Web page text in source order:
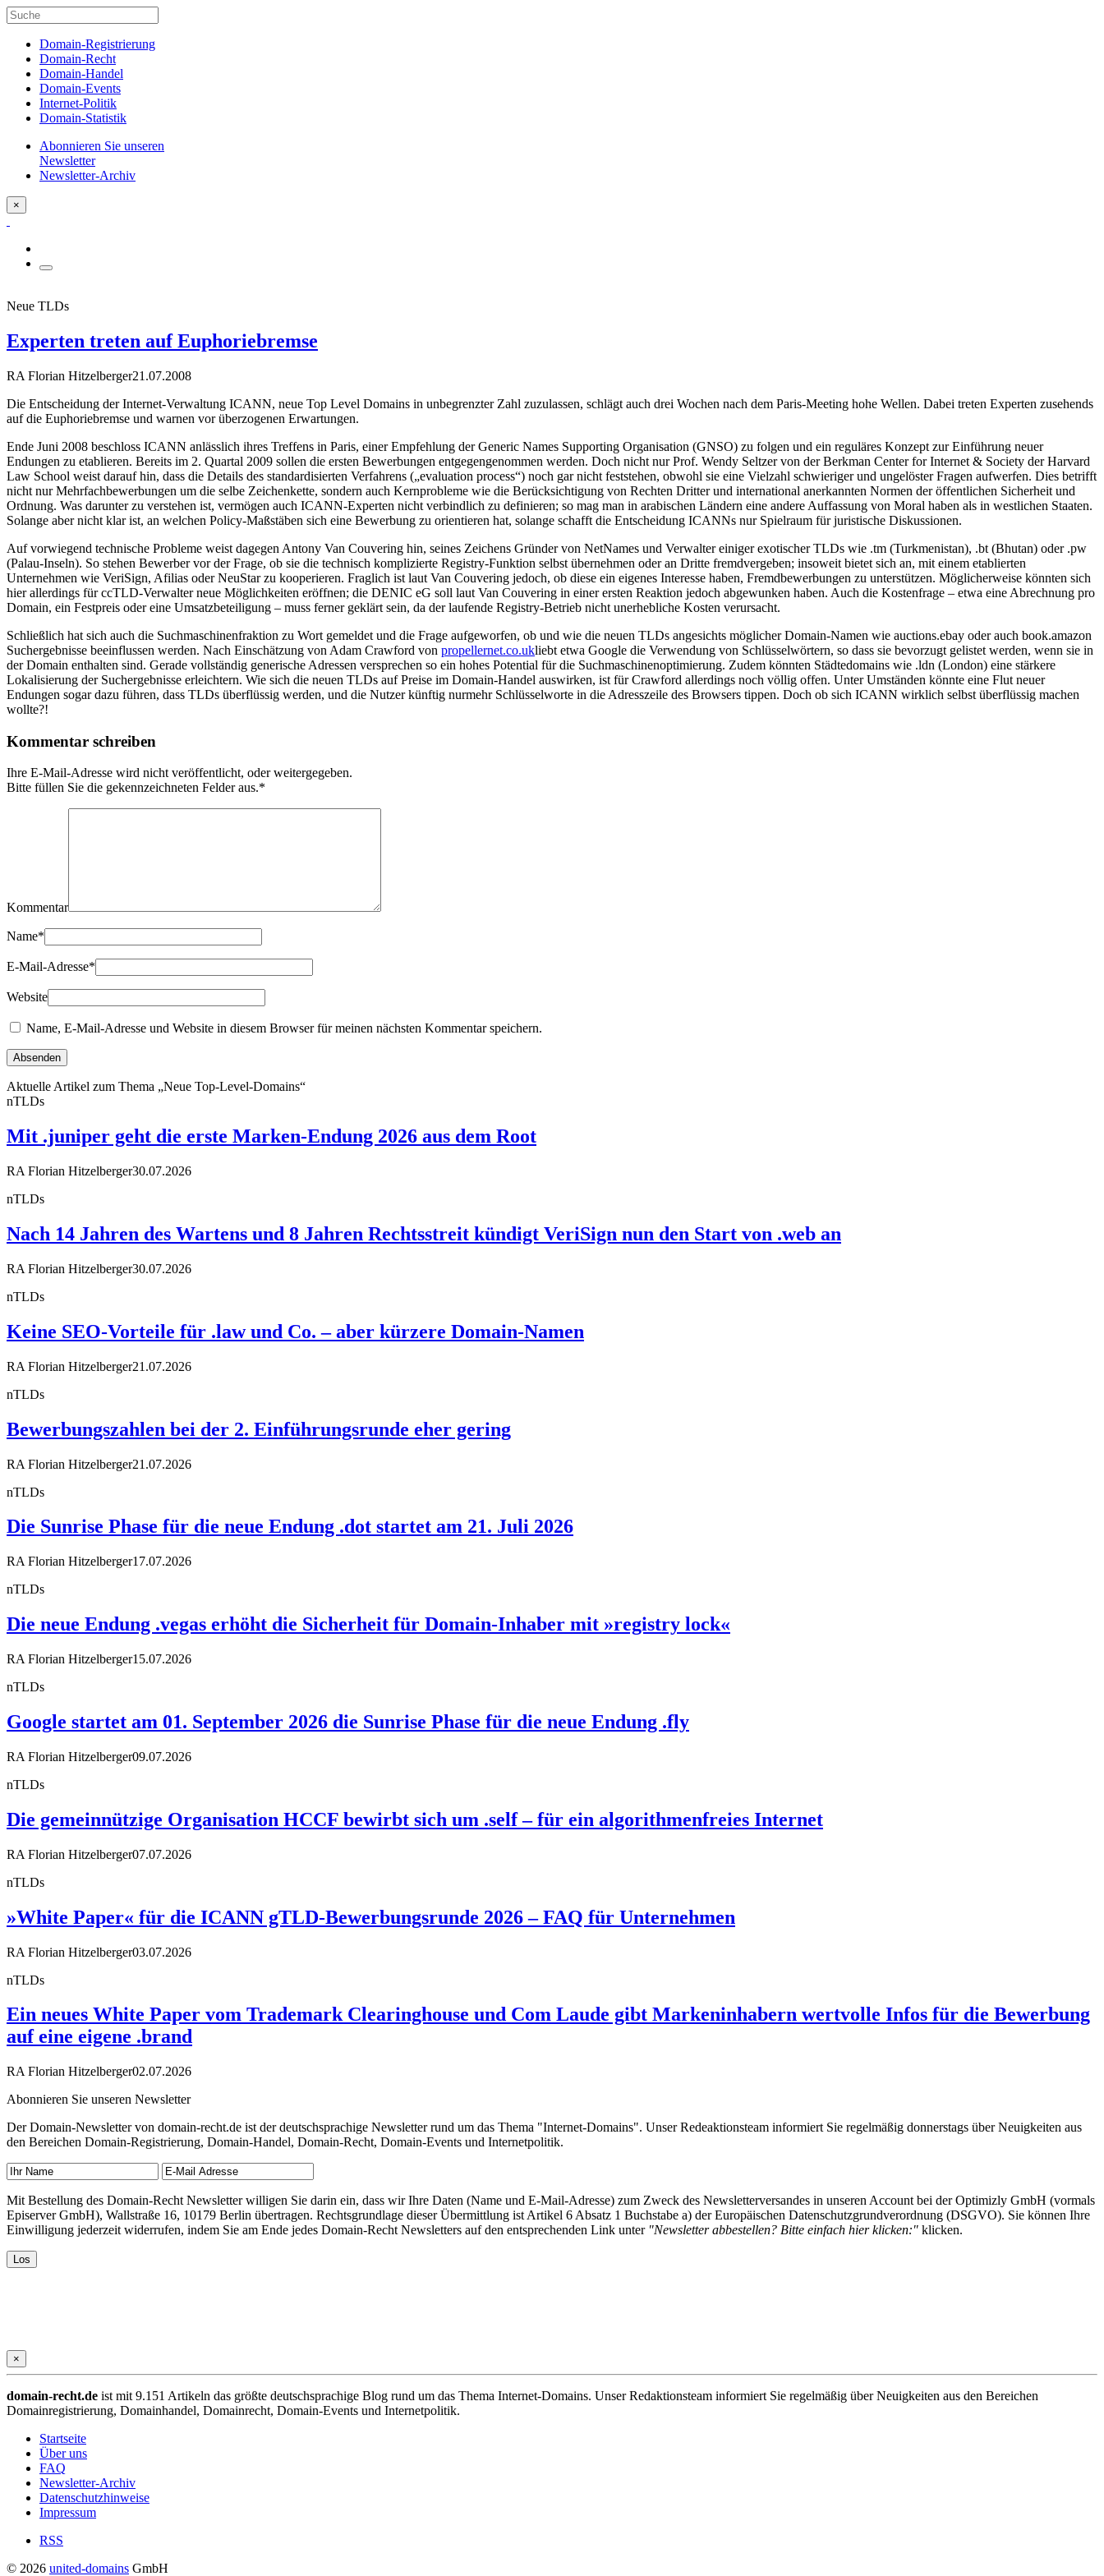
Domain-Registrierung
Domain-Recht
Domain-Handel
Domain-Events
Internet-Politik
Domain-Statistik
Abonnieren Sie unseren
Newsletter
Newsletter-Archiv
×
Neue TLDs
Experten treten auf Euphoriebremse
RA Florian Hitzelberger21.07.2008
Die Entscheidung der Internet-Verwaltung ICANN, neue Top Level Domains in unbegrenzter Zahl zuzulassen, schlägt auch drei Wochen nach dem Paris-Meeting hohe Wellen. Dabei treten Experten zusehends
auf die Euphoriebremse und warnen vor überzogenen Erwartungen.
Ende Juni 2008 beschloss ICANN anlässlich ihres Treffens in Paris, einer Empfehlung der Generic Names Supporting Organisation (GNSO) zu folgen und ein reguläres Konzept zur Einführung neuer
Endungen zu etablieren. Bereits im 2. Quartal 2009 sollen die ersten Bewerbungen entgegengenommen werden. Doch nicht nur Prof. Wendy Seltzer von der Berkman Center for Internet & Society der Harvard
Law School weist darauf hin, dass die Details des standardisierten Verfahrens („evaluation process“) noch gar nicht feststehen, obwohl sie eine Vielzahl schwieriger und ungelöster Fragen aufwerfen. Dies betrifft
nicht nur Mehrfachbewerbungen um die selbe Zeichenkette, sondern auch Kernprobleme wie die Berücksichtigung von Rechten Dritter und international anerkannten Normen der öffentlichen Sicherheit und
Ordnung. Was darunter zu verstehen ist, vermögen auch ICANN-Experten nicht verbindlich zu definieren; so mag man in arabischen Ländern eine andere Auffassung von Moral haben als in westlichen Staaten.
Solange aber nicht klar ist, an welchen Policy-Maßstäben sich eine Bewerbung zu orientieren hat, solange schafft die Entscheidung ICANNs nur Spielraum für juristische Diskussionen.
Auf vorwiegend technische Probleme weist dagegen Antony Van Couvering hin, seines Zeichens Gründer von NetNames und Verwalter einiger exotischer TLDs wie .tm (Turkmenistan), .bt (Bhutan) oder .pw
(Palau-Inseln). So stehen Bewerber vor der Frage, ob sie die technisch komplizierte Registry-Funktion selbst übernehmen oder an Dritte fremdvergeben; insoweit bietet sich an, mit einem etablierten
Unternehmen wie VeriSign, Afilias oder NeuStar zu kooperieren. Fraglich ist laut Van Couvering jedoch, ob diese ein eigenes Interesse haben, Fremdbewerbungen zu unterstützen. Möglicherweise könnten sich
hier allerdings für ccTLD-Verwalter neue Möglichkeiten eröffnen; die DENIC eG soll laut Van Couvering in einer ersten Reaktion jedoch abgewunken haben. Auch die Kostenfrage – etwa eine Abrechnung pro
Domain, ein Festpreis oder eine Umsatzbeteiligung – muss ferner geklärt sein, da der laufende Registry-Betrieb nicht unerhebliche Kosten verursacht.
Schließlich hat sich auch die Suchmaschinenfraktion zu Wort gemeldet und die Frage aufgeworfen, ob und wie die neuen TLDs angesichts möglicher Domain-Namen wie auctions.ebay oder auch book.amazon
Suchergebnisse beeinflussen werden. Nach Einschätzung von Adam Crawford von propellernet.co.ukliebt etwa Google die Verwendung von Schlüsselwörtern, so dass sie bevorzugt gelistet werden, wenn sie in
der Domain enthalten sind. Gerade vollständig generische Adressen versprechen so ein hohes Potential für die Suchmaschinenoptimierung. Zudem könnten Städtedomains wie .ldn (London) eine stärkere
Lokalisierung der Suchergebnisse erleichtern. Wie sich die neuen TLDs auf Preise im Domain-Handel auswirken, ist für Crawford allerdings noch völlig offen. Unter Umständen könnte eine Flut neuer
Endungen sogar dazu führen, dass TLDs überflüssig werden, und die Nutzer künftig nurmehr Schlüsselworte in die Adresszeile des Browsers tippen. Doch ob sich ICANN wirklich selbst überflüssig machen
wollte?!
Kommentar schreiben
Ihre E-Mail-Adresse wird nicht veröffentlicht, oder weitergegeben.
Bitte füllen Sie die gekennzeichneten Felder aus.*
Kommentar
Name*
E-Mail-Adresse*
Website
Name, E-Mail-Adresse und Website in diesem Browser für meinen nächsten Kommentar speichern.
Aktuelle Artikel zum Thema „Neue Top-Level-Domains“
nTLDs
Mit .juniper geht die erste Marken-Endung 2026 aus dem Root
RA Florian Hitzelberger30.07.2026
nTLDs
Nach 14 Jahren des Wartens und 8 Jahren Rechtsstreit kündigt VeriSign nun den Start von .web an
RA Florian Hitzelberger30.07.2026
nTLDs
Keine SEO-Vorteile für .law und Co. – aber kürzere Domain-Namen
RA Florian Hitzelberger21.07.2026
nTLDs
Bewerbungszahlen bei der 2. Einführungsrunde eher gering
RA Florian Hitzelberger21.07.2026
nTLDs
Die Sunrise Phase für die neue Endung .dot startet am 21. Juli 2026
RA Florian Hitzelberger17.07.2026
nTLDs
Die neue Endung .vegas erhöht die Sicherheit für Domain-Inhaber mit »registry lock«
RA Florian Hitzelberger15.07.2026
nTLDs
Google startet am 01. September 2026 die Sunrise Phase für die neue Endung .fly
RA Florian Hitzelberger09.07.2026
nTLDs
Die gemeinnützige Organisation HCCF bewirbt sich um .self – für ein algorithmenfreies Internet
RA Florian Hitzelberger07.07.2026
nTLDs
»White Paper« für die ICANN gTLD-Bewerbungsrunde 2026 – FAQ für Unternehmen
RA Florian Hitzelberger03.07.2026
nTLDs
Ein neues White Paper vom Trademark Clearinghouse und Com Laude gibt Markeninhabern wertvolle Infos für die Bewerbung
auf eine eigene .brand
RA Florian Hitzelberger02.07.2026
Abonnieren Sie unseren Newsletter
Der Domain-Newsletter von domain-recht.de ist der deutschsprachige Newsletter rund um das Thema "Internet-Domains". Unser Redeaktionsteam informiert Sie regelmäßig donnerstags über Neuigkeiten aus
den Bereichen Domain-Registrierung, Domain-Handel, Domain-Recht, Domain-Events und Internetpolitik.
Mit Bestellung des Domain-Recht Newsletter willigen Sie darin ein, dass wir Ihre Daten (Name und E-Mail-Adresse) zum Zweck des Newsletterversandes in unseren Account bei der Optimizly GmbH (vormals
Episerver GmbH), Wallstraße 16, 10179 Berlin übertragen. Rechtsgrundlage dieser Übermittlung ist Artikel 6 Absatz 1 Buchstabe a) der Europäischen Datenschutzgrundverordnung (DSGVO). Sie können Ihre
Einwilligung jederzeit widerrufen, indem Sie am Ende jedes Domain-Recht Newsletters auf den entsprechenden Link unter "Newsletter abbestellen? Bitte einfach hier klicken:" klicken.
×
domain-recht.de ist mit 9.151 Artikeln das größte deutschsprachige Blog rund um das Thema Internet-Domains. Unser Redaktionsteam informiert Sie regelmäßig über Neuigkeiten aus den Bereichen
Domainregistrierung, Domainhandel, Domainrecht, Domain-Events und Internetpolitik.
Startseite
Über uns
FAQ
Newsletter-Archiv
Datenschutzhinweise
Impressum
RSS
© 2026 united-domains GmbH